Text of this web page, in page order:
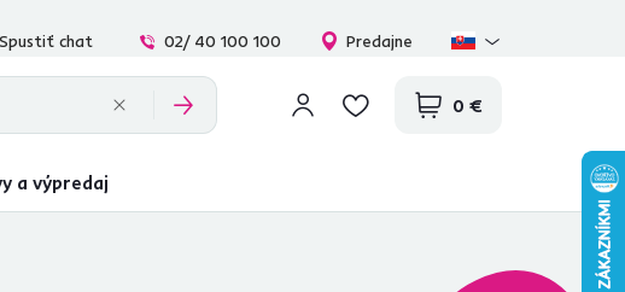
Spustiť chat 02/ 40 100 100 Predajne
0 €
a výpredaj